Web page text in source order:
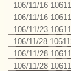
106/11/16
106/11/16
106/11/23
106/11/28
106/11/28
106/11/28